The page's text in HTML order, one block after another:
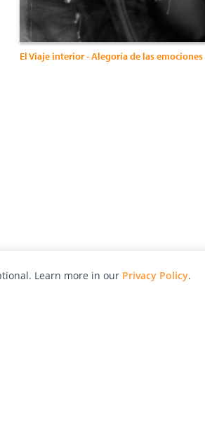
El Viaje interior - Alegoría de las emociones
Learn more in our Privacy Policy.